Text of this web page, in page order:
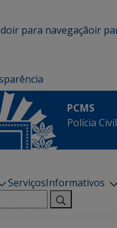
ir para navegaçãoir
PCMS
Polícia
ServiçosInformativos